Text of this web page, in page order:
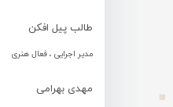
طالب پیل افکن
مدیر اجرایی ، فعال هنری
مهدی بهرامی